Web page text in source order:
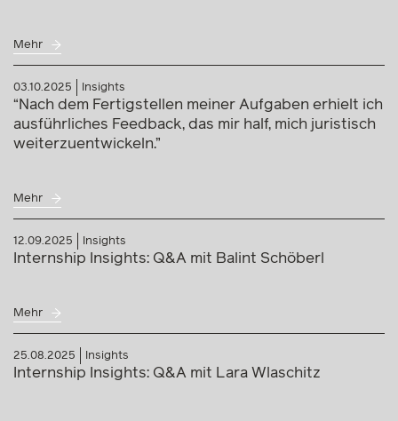
Mehr
03.10.2025 Insights
“Nach dem Fertigstellen meiner Aufgaben erhielt ich
ausführliches Feedback, das mir half, mich juristisch
weiterzuentwickeln.”
Mehr
12.09.2025 Insights
Internship Insights: Q&A mit Balint Schöberl
Mehr
25.08.2025 Insights
Internship Insights: Q&A mit Lara Wlaschitz